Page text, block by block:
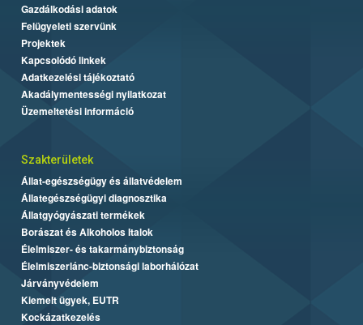
Gazdálkodási adatok
Felügyeleti szervünk
Projektek
Kapcsolódó linkek
Adatkezelési tájékoztató
Akadálymentességi nyilatkozat
Üzemeltetési információ
Szakterületek
Állat-egészségügy és állatvédelem
Állategészségügyi diagnosztika
Állatgyógyászati termékek
Borászat és Alkoholos Italok
Élelmiszer- és takarmánybiztonság
Élelmiszerlánc-biztonsági laborhálózat
Járványvédelem
Kiemelt ügyek, EUTR
Kockázatkezelés